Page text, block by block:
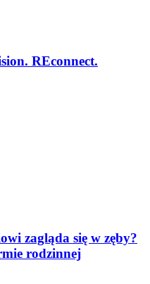
REconnect.
zagląda się w zęby?
rodzinnej